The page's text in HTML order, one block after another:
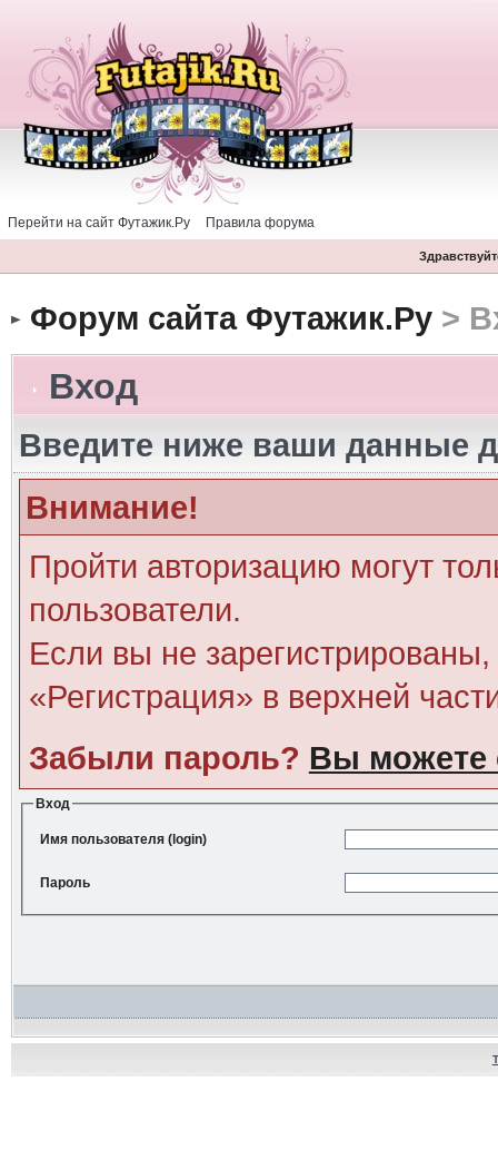
Перейти на сайт Футажик.Ру Правила форума
Форум сайта Футажик.Ру>
Вход
Введите ниже ваши данные
Внимание!
Пройти авторизацию могут
пользователи.
Если вы не
«Регистрация» в верхней
Забыли пароль? Вы можете
Вход
Имя пользователя (login)
Пароль